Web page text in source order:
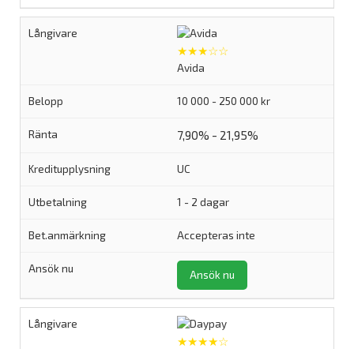
★★★☆☆
Avida
10 000 - 250 000 kr
7,90% - 21,95%
UC
1 - 2 dagar
Accepteras inte
Ansök nu
★★★★☆